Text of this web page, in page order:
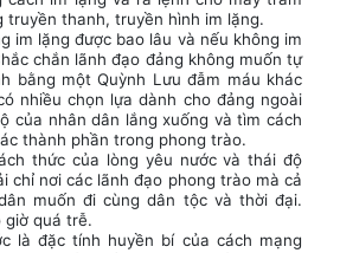
truyền thanh, truyền hình im lặng.
im lặng được bao lâu và nếu không im
chắn lãnh đạo đảng không muốn tự
bằng một Quỳnh Lưu đẫm máu khác
nhiều chọn lựa dành cho đảng ngoài
của nhân dân lắng xuống và tìm cách
thành phần trong phong trào.
thức của lòng yêu nước và thái độ
chỉ nơi các lãnh đạo phong trào mà cả
muốn đi cùng dân tộc và thời đại.
giờ quá trễ.
là đặc tính huyền bí của cách mạng